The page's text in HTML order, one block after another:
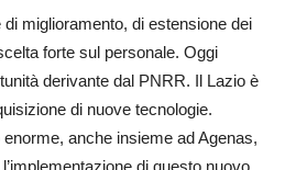
miglioramento, di estensione dei
forte sul personale. Oggi
derivante dal PNRR. Il Lazio è
di nuove tecnologie.
anche insieme ad Agenas,
di questo nuovo